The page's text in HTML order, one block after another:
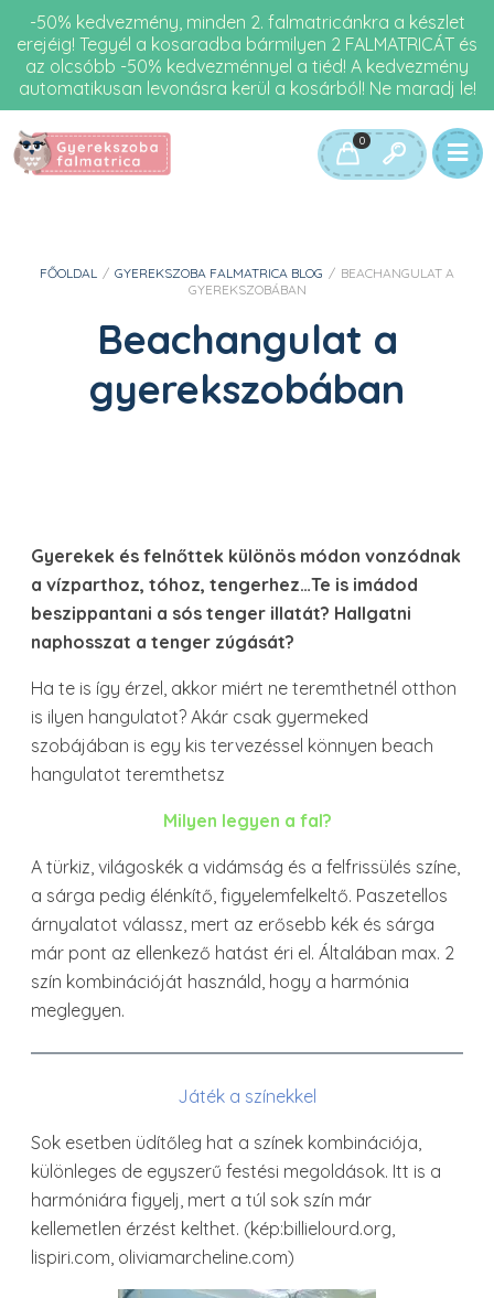
-50% kedvezmény, minden 2. falmatricánkra a készlet
erejéig! Tegyél a kosaradba bármilyen 2 FALMATRICÁT és
az olcsóbb -50% kedvezménnyel a tiéd! A kedvezmény
automatikusan levonásra kerül a kosárból! Ne maradj le!
0
FŐOLDAL / GYEREKSZOBA FALMATRICA BLOG / BEACHANGULAT A
GYEREKSZOBÁBAN
Beachangulat a
gyerekszobában
Gyerekek és felnőttek különös módon vonzódnak
a vízparthoz, tóhoz, tengerhez…Te is imádod
beszippantani a sós tenger illatát? Hallgatni
naphosszat a tenger zúgását?
Ha te is így érzel, akkor miért ne teremthetnél otthon
is ilyen hangulatot? Akár csak gyermeked
szobájában is egy kis tervezéssel könnyen beach
hangulatot teremthetsz
Milyen legyen a fal?
A türkiz, világoskék a vidámság és a felfrissülés színe,
a sárga pedig élénkítő, figyelemfelkeltő. Paszetellos
árnyalatot válassz, mert az erősebb kék és sárga
már pont az ellenkező hatást éri el. Általában max. 2
szín kombinációját használd, hogy a harmónia
meglegyen.
Játék a színekkel
Sok esetben üdítőleg hat a színek kombinációja,
különleges de egyszerű festési megoldások. Itt is a
harmóniára figyelj, mert a túl sok szín már
kellemetlen érzést kelthet. (kép:billielourd.org,
lispiri.com, oliviamarcheline.com)